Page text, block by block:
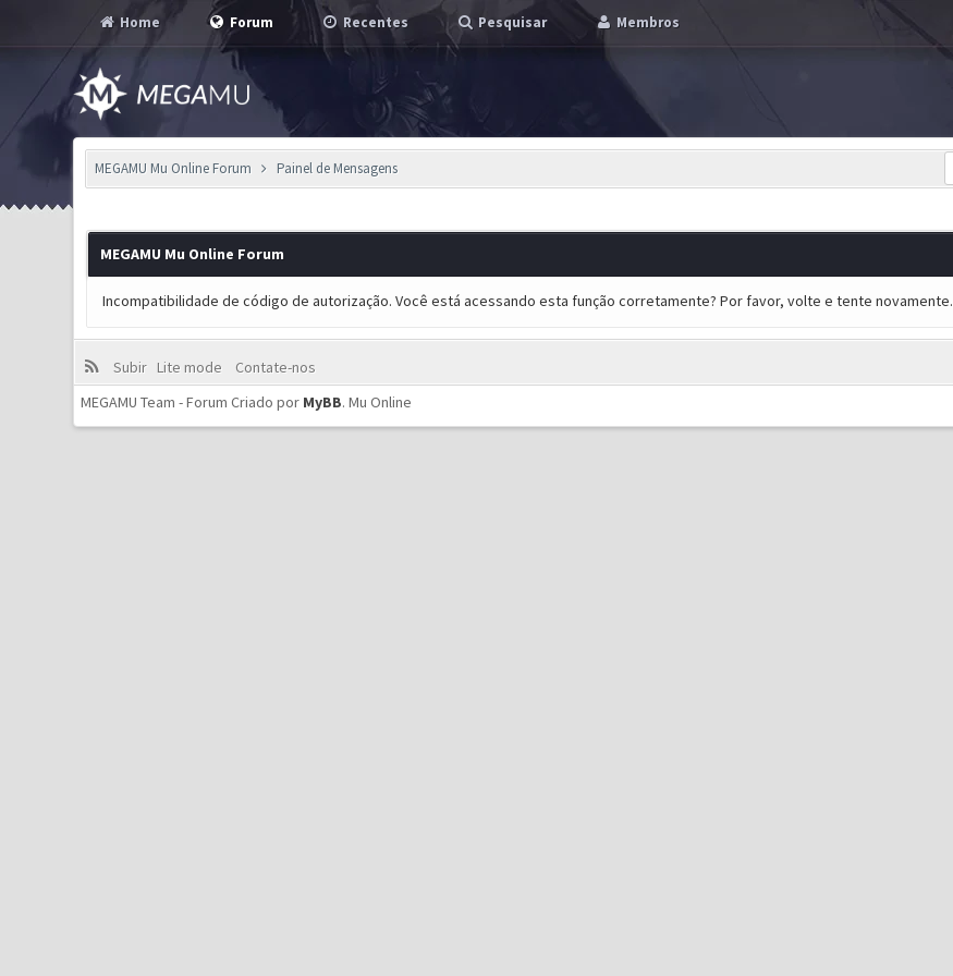
Home Forum Recentes Pesquisar Membros
MEGAMU Mu Online Forum Painel de Mensagens
MEGAMU Mu Online Forum
Incompatibilidade de código de autorização. Você está acessando esta função corretamente? Por favor, volte e tente novamente.
Subir Lite mode
Contate-nos
MEGAMU Team - Forum Criado por MyBB.Mu Online